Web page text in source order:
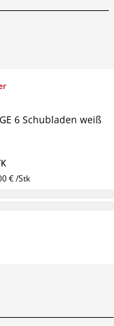
6 Schubladen weiß
€ /Stk